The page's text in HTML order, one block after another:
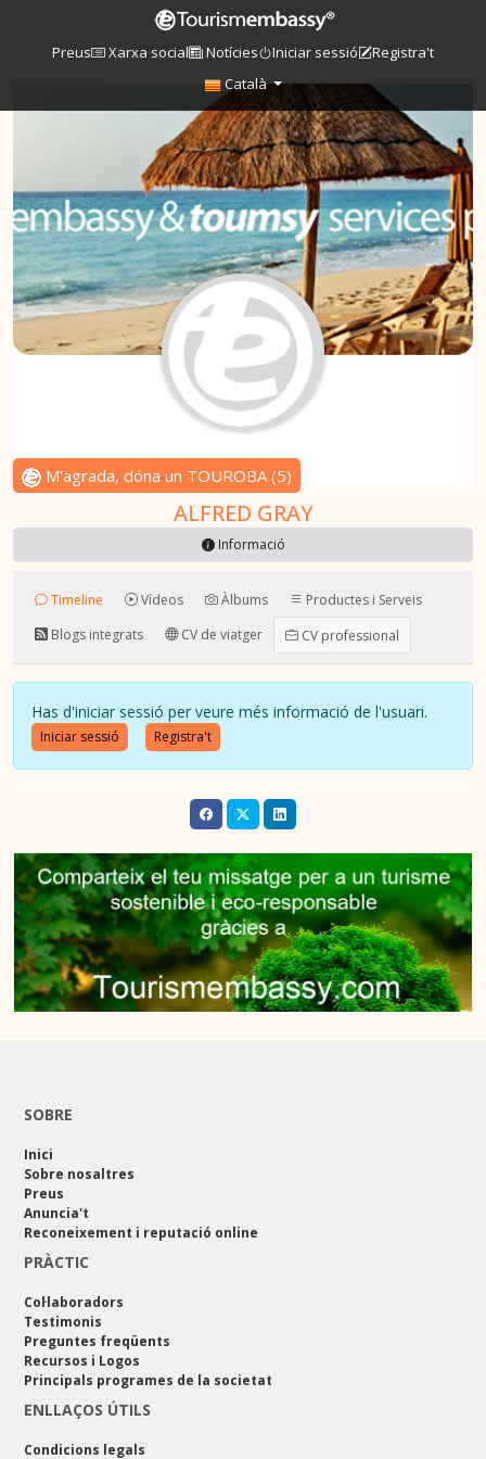
Preus Xarxa social Notícies Iniciar sessió
Registra't
Català
M'agrada, dóna un TOUROBA(5)
ALFRED GRAY
Informació
Timeline Vídeos Àlbums
Productes i Serveis
Blogs integrats
CV de viatger CV professional
Has d'iniciar sessió per veure més informació de l'usuari.
Iniciar sessió Registra't
SOBRE
Inici
Sobre nosaltres
Preus
Anuncia't
Reconeixement i reputació online
PRÀCTIC
Col·laboradors
Testimonis
Preguntes freqüents
Recursos i Logos
Principals programes de la societat
ENLLAÇOS ÚTILS
Condicions legals